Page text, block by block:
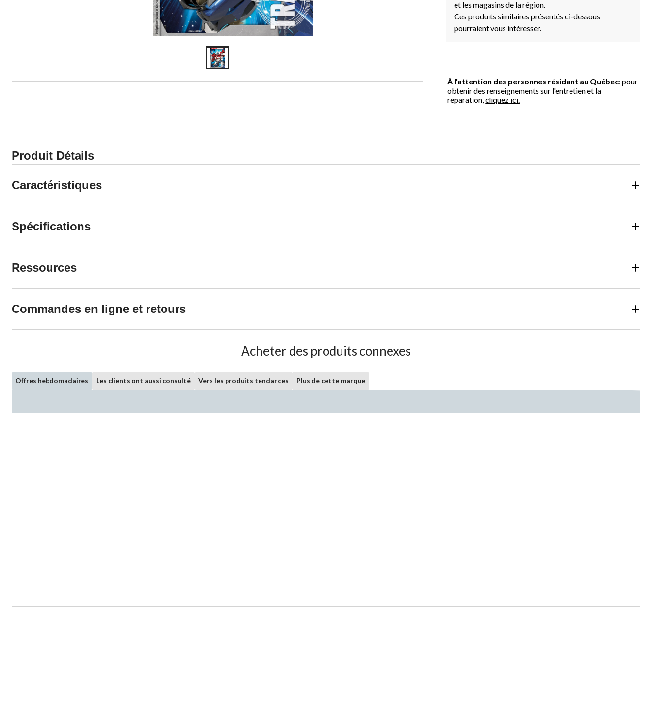
et les magasins de la région.
Ces produits similaires présentés ci-dessous
pourraient vous intéresser.
À l'attention des personnes résidant au Québec: pour
obtenir des renseignements sur l'entretien et la
réparation,cliquez ici.
Produit Détails
Caractéristiques
Spécifications
Ressources
Commandes en ligne et retours
Acheter des produits connexes
Offres hebdomadaires Les clients ont aussi consulté Vers les produits tendances Plus de cette marque